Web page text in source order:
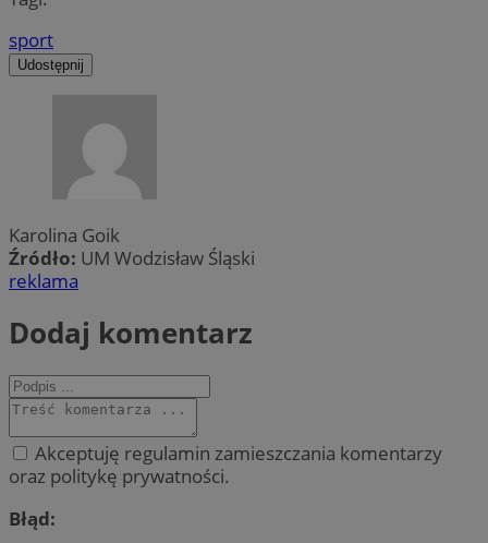
sport
Udostępnij
Karolina Goik
Źródło: UM Wodzisław Śląski
reklama
Dodaj komentarz
Akceptuję regulamin zamieszczania komentarzy
oraz politykę prywatności.
Błąd: